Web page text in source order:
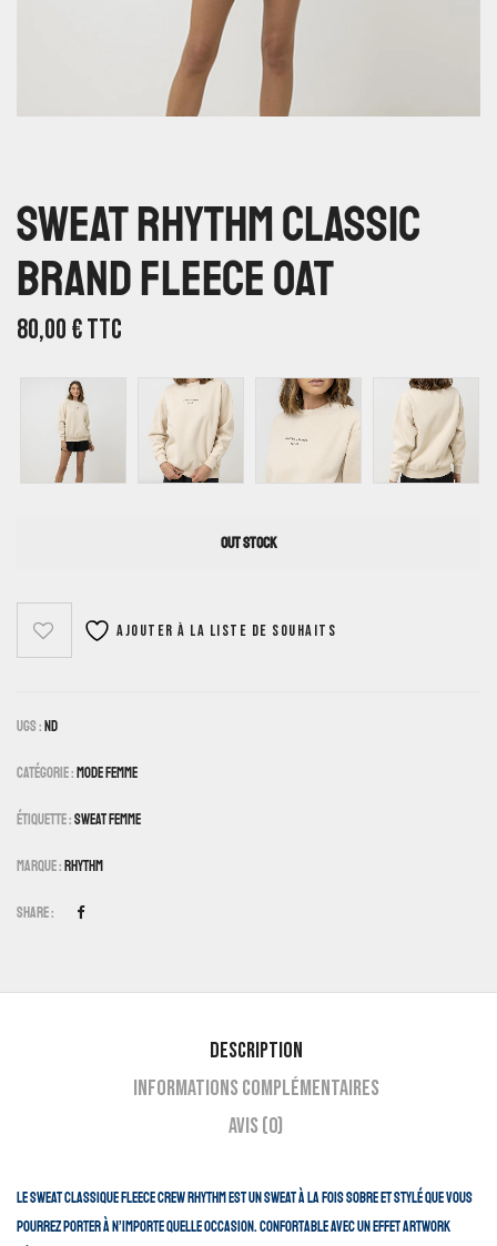
Sweat Rhythm Classic
Brand Fleece Oat
80,00€TTC
OUT STOCK
Ajouter à la liste de souhaits
UGS : ND
Catégorie : Mode Femme
Étiquette :Sweat Femme
Marque : Rhythm
Share :
Description
Informations complémentaires
Avis (0)
Le sweat Classique Fleece Crew Rhythm est un sweat à la fois sobre et stylé que vous
pourrez porter à n’importe quelle occasion. Confortable avec un effet artwork